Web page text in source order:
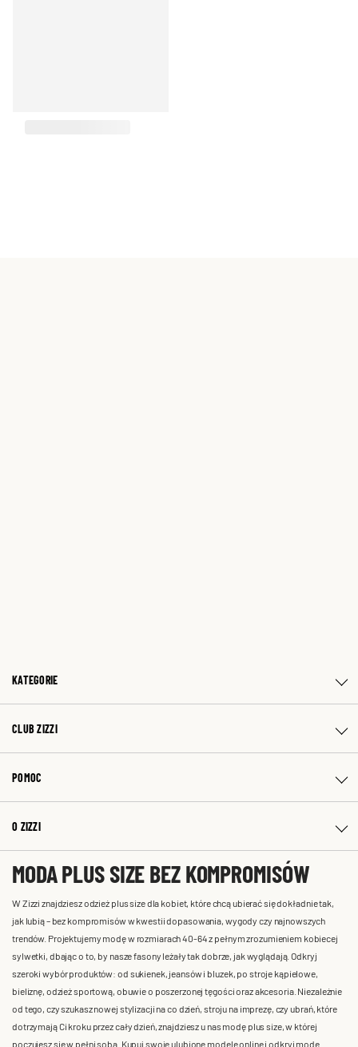
KATEGORIE
CLUB ZIZZI
POMOC
O ZIZZI
MODA PLUS SIZE BEZ KOMPROMISÓW
W Zizzi znajdziesz odzież plus size dla kobiet, które chcą ubierać się dokładnie tak,
jak lubią – bez kompromisów w kwestii dopasowania, wygody czy najnowszych
trendów. Projektujemy modę w rozmiarach 40-64 z pełnym zrozumieniem kobiecej
sylwetki, dbając o to, by nasze fasony leżały tak dobrze, jak wyglądają. Odkryj
szeroki wybór produktów: od sukienek, jeansów i bluzek, po stroje kąpielowe,
bieliznę, odzież sportową, obuwie o poszerzonej tęgości oraz akcesoria. Niezależnie
od tego, czy szukasz nowej stylizacji na co dzień, stroju na imprezę, czy ubrań, które
dotrzymają Ci kroku przez cały dzień, znajdziesz u nas modę plus size, w której
poczujesz się w pełni sobą. Kupuj swoje ulubione modele online i odkryj modę